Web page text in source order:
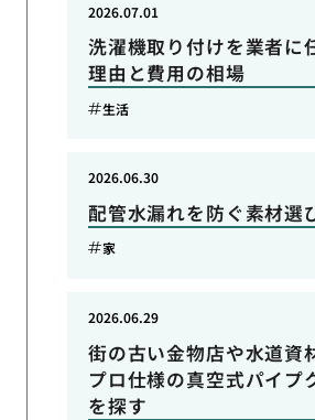
洗濯機取り付けを業者に
理由と費用の相場
2026.07.01
生活
配管水漏れを防ぐ素材選
2026.06.30
家
街の古い金物店や水道資
プロ仕様の真空式パイプ
を探す
2026.06.29